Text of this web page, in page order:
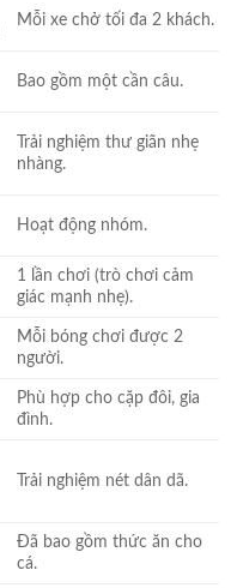
Mỗi xe chở tối đa 2 khách.
Bao gồm một cần câu.
Trải nghiệm thư giãn nhẹ
nhàng.
Hoạt động nhóm.
1 lần chơi (trò chơi cảm
giác mạnh nhẹ).
Mỗi bóng chơi được 2
người.
Phù hợp cho cặp đôi, gia
đình.
Trải nghiệm nét dân dã.
Đã bao gồm thức ăn cho
cá.